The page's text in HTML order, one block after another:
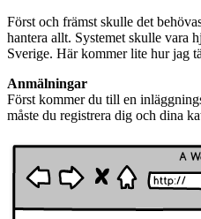
Först och främst skulle det
hantera allt. Systemet skulle vara
Sverige. Här kommer lite hur jag
Anmälningar
Först kommer du till en
måste du registrera dig och dina